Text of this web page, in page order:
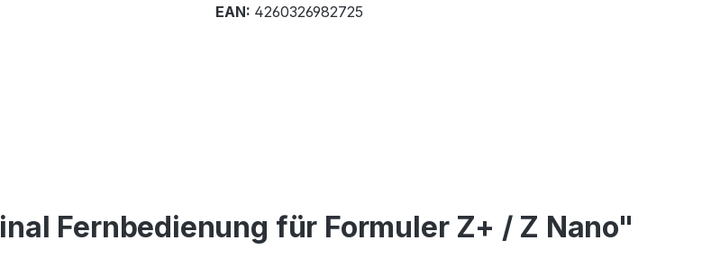
EAN: 4260326982725
Fernbedienung für Formuler Z+ / Z Nano"